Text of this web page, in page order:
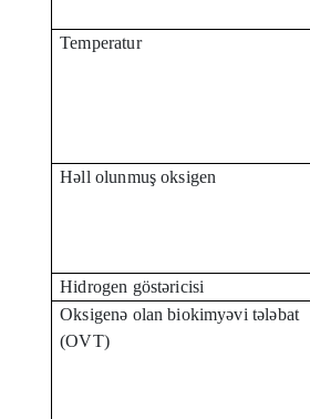
Temperatur
Həll olunmuş oksigen
Hidrogen göstəricisi
Oksigenə olan biokimyəvi tələbat
(OVT)